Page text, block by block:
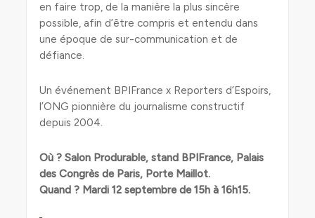
en faire trop, de la manière la plus sincère
possible, afin d’être compris et entendu dans
une époque de sur-communication et de
défiance.
Un événement BPIFrance x Reporters d’Espoirs,
l’ONG pionnière du journalisme constructif
depuis 2004.
Où ? Salon Produrable, stand BPIFrance, Palais
des Congrès de Paris, Porte Maillot.
Quand ? Mardi 12 septembre de 15h à 16h15.